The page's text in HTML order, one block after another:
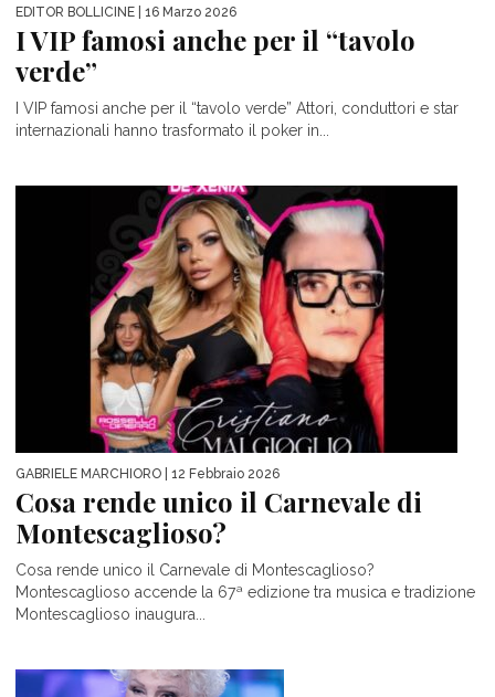
EDITOR BOLLICINE | 16 Marzo 2026
I VIP famosi anche per il “tavolo
verde”
I VIP famosi anche per il “tavolo verde” Attori, conduttori e star
internazionali hanno trasformato il poker in...
GABRIELE MARCHIORO | 12 Febbraio 2026
Cosa rende unico il Carnevale di
Montescaglioso?
Cosa rende unico il Carnevale di Montescaglioso?
Montescaglioso accende la 67ª edizione tra musica e tradizione
Montescaglioso inaugura...